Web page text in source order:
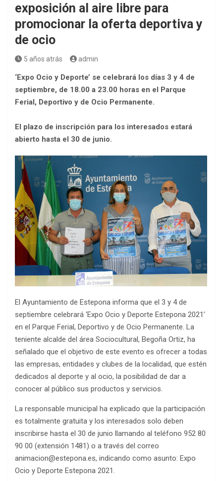
exposición al aire libre para
promocionar la oferta deportiva y
de ocio
5 años atrás admin
‘Expo Ocio y Deporte’ se celebrará los días 3 y 4 de
septiembre, de 18.00 a 23.00 horas en el Parque
Ferial, Deportivo y de Ocio Permanente.
El plazo de inscripción para los interesados estará
abierto hasta el 30 de junio.
El Ayuntamiento de Estepona informa que el 3 y 4 de
septiembre celebrará ‘Expo Ocio y Deporte Estepona 2021’
en el Parque Ferial, Deportivo y de Ocio Permanente. La
teniente alcalde del área Sociocultural, Begoña Ortiz, ha
señalado que el objetivo de este evento es ofrecer a todas
las empresas, entidades y clubes de la localidad, que estén
dedicados al deporte y al ocio, la posibilidad de dar a
conocer al público sus productos y servicios.
La responsable municipal ha explicado que la participación
es totalmente gratuita y los interesados solo deben
inscribirse hasta el 30 de junio llamando al teléfono 952 80
90 00 (extensión 1481) o a través del correo
animacion@estepona.es, indicando como asunto: Expo
Ocio y Deporte Estepona 2021.